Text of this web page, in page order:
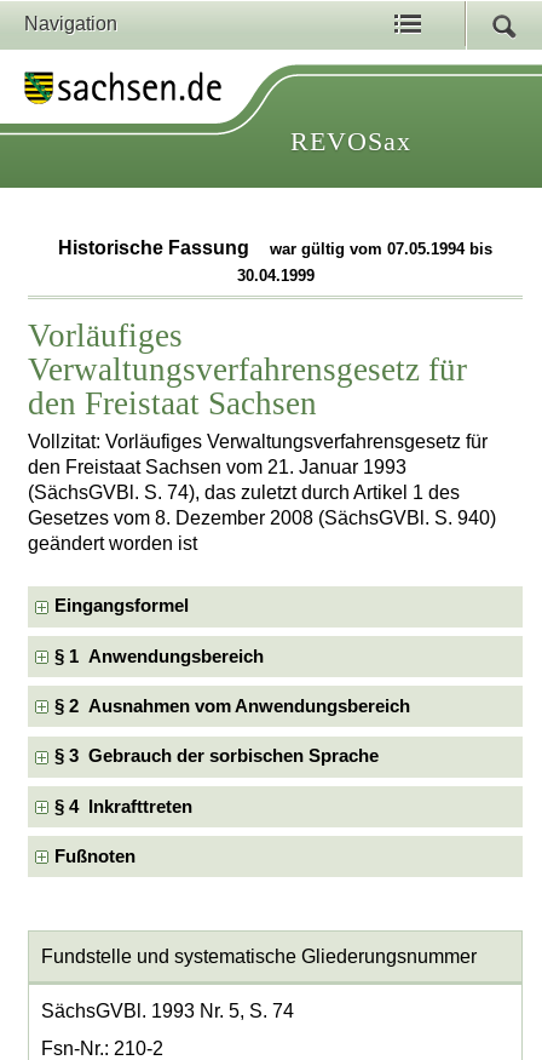
Navigation
REVOSax
Historische Fassung
war gültig vom 07.05.1994 bis
30.04.1999
Vorläufiges
Verwaltungsverfahrensgesetz für
den Freistaat Sachsen
Vollzitat: Vorläufiges Verwaltungsverfahrensgesetz für
den Freistaat Sachsen vom 21. Januar 1993
(SächsGVBl. S. 74), das zuletzt durch Artikel 1 des
Gesetzes vom 8. Dezember 2008 (SächsGVBl. S. 940)
geändert worden ist
Eingangsformel
§ 1 Anwendungsbereich
§ 2 Ausnahmen vom Anwendungsbereich
§ 3 Gebrauch der sorbischen Sprache
§ 4 Inkrafttreten
Fußnoten
Fundstelle und systematische Gliederungsnummer
SächsGVBl. 1993 Nr. 5, S. 74
Fsn-Nr.: 210-2